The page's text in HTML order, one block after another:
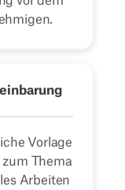
Vorlage
Thema
Arbeiten